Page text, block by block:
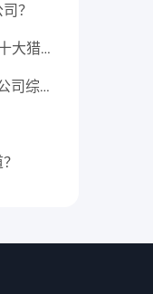
？
TOP10！2026年最新中国十大猎头公司排行榜
2026年最新十大医药猎头公司综合排行榜